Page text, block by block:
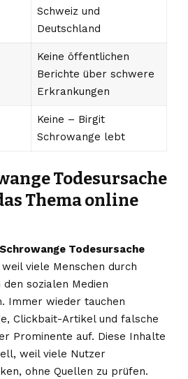
Schweiz und
Deutschland
Keine öffentlichen
Berichte über schwere
Erkrankungen
Keine – Birgit
Schrowange lebt
Todesursache
Thema online
Todesursache
viele Menschen durch
sozialen Medien
Immer wieder tauchen
Clickbait-Artikel und falsche
Prominente auf. Diese Inhalte
weil viele Nutzer
ohne Quellen zu prüfen.